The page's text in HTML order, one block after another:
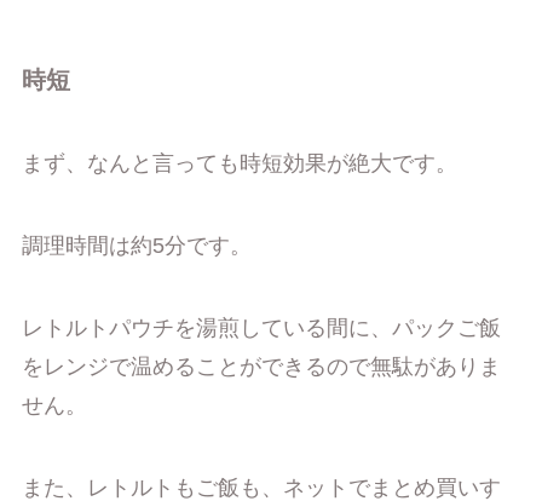
時短
まず、なんと言っても時短効果が絶大です。
調理時間は約5分です。
レトルトパウチを湯煎している間に、パックご飯
をレンジで温めることができるので無駄がありま
せん。
また、レトルトもご飯も、ネットでまとめ買いす